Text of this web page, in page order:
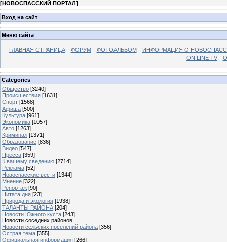
[НОВОСПАССКИЙ ПОРТАЛ]
Вход на сайт
Меню сайта
ГЛАВНАЯ СТРАНИЦА ФОРУМ ФОТОАЛЬБОМ
ИНФОРМАЦИЯ О
ON LINE TV
Categories
Общество [3240]
Происшествия [1631]
Спорт [1568]
Афиша [500]
Культура [961]
Экономика [1057]
Авто [1263]
Криминал [1371]
Образование [836]
Видео [547]
Пресса [359]
К вашему сведению [2714]
Реклама [52]
Новоспасские вести [1344]
Мнение [322]
Репортаж [90]
Цитата дня [23]
Природа и экология [1938]
ТАЛАНТЫ РАЙОНА [204]
Новости Южного куста [243]
Новости соседних районов
Новости сельских поселений района [356]
Острая тема [355]
Официальная информация [266]